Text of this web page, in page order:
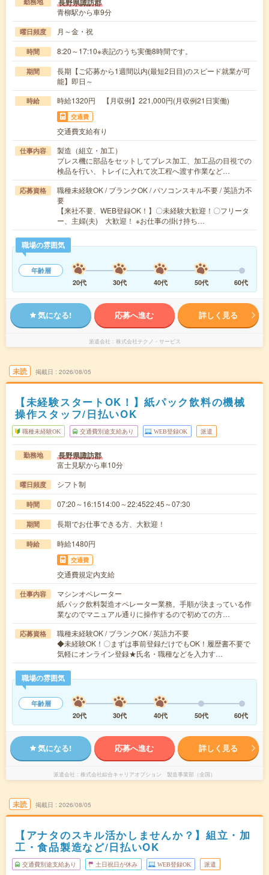
青柳駅から車9分
曜日頻度 月～金・祝
時間 8:20～17:10※表記のうち実働8時間です。
期間
長期【ご応募から1週間以内(最短2日目)のスピード就業が可
能】即日～
時給 時給1320円 【月収例】221,000円(月収例21日実働)
交通費
交通費支給有り
仕事内容
製造（組立・加工）
プレス機に部品をセットしてプレス加工、加工品の目視での
検品を行い、トレイに入れて次工程へ渡す作業など…
応募資格
職種未経験OK / ブランクOK / パソコンスキル不要 / 英語力不
要
【来社不要、WEB登録OK！】〇未経験大歓迎！〇フリータ
ー、主婦(夫) 大歓迎！ ※お仕事の掛け持ち…
職場の雰囲気
年齢層
20代
30代 40代 50代 60代
気になる! 応募へ進む 詳しく見る
派遣会社 株式会社テクノ・サービス
未読 掲載日 2026/08/05
【未経験スタートOK！】紙パック飲料の機械
操作スタッフ/日払いOK
職種未経験OK 交通費別途支給あり WEB登録OK 派遣
勤務地 長野県諏訪郡
富士見駅から車10分
曜日頻度 シフト制
時間 07:20～16:1514:00～22:4522:45～07:30
期間 長期でお仕事できる方、大歓迎！
時給 時給1480円
交通費
交通費規定内支給
仕事内容
マシンオペレーター
紙パック飲料製造オペレーター業務。手順が決まっている作
業なのでマニュアル通りに操作するので初めての方…
応募資格
職種未経験OK / ブランクOK / 英語力不要
◆未経験OK！〇まずは事前登録だけでもOK！履歴書不要で
気軽にオンライン登録★氏名・職種などを入力す…
職場の雰囲気
年齢層
20代
30代 40代 50代 60代
気になる! 応募へ進む 詳しく見る
派遣会社 株式会社綜合キャリアオプション 製造事業部（全国）
未読 掲載日 2026/08/05
【アナタのスキル活かしませんか？】組立・加
工・食品製造など/日払いOK
交通費別途支給あり 土日祝日が休み WEB登録OK 派遣